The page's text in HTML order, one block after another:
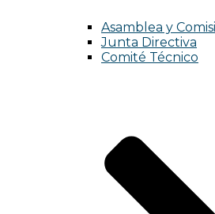
Asamblea y
Junta Directiva
Comité Técnico